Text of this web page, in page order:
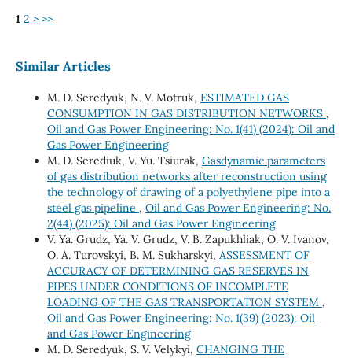
1 2 > >>
Similar Articles
M. D. Seredyuk, N. V. Motruk, ESTIMATED GAS
CONSUMPTION IN GAS DISTRIBUTION NETWORKS ,
Oil and Gas Power Engineering: No. 1(41) (2024): Oil and
Gas Power Engineering
M. D. Serediuk, V. Yu. Tsiurak, Gasdynamic parameters
of gas distribution networks after reconstruction using
the technology of drawing of a polyethylene pipe into a
steel gas pipeline , Oil and Gas Power Engineering: No.
2(44) (2025): Oil and Gas Power Engineering
V. Ya. Grudz, Ya. V. Grudz, V. B. Zapukhliak, O. V. Ivanov,
O. A. Turovskyi, B. M. Sukharskyi, ASSESSMENT OF
ACCURACY OF DETERMINING GAS RESERVES IN
PIPES UNDER CONDITIONS OF INCOMPLETE
LOADING OF THE GAS TRANSPORTATION SYSTEM ,
Oil and Gas Power Engineering: No. 1(39) (2023): Oil
and Gas Power Engineering
M. D. Seredyuk, S. V. Velykyi, CHANGING THE